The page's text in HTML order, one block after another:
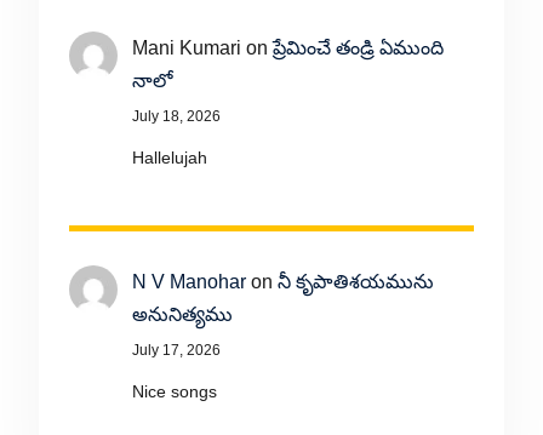
Mani Kumari onప్రేమించే తండ్రి ఏముంది
నాలో
July 18, 2026
Hallelujah
N V Manoharon నీ కృపాతిశయమును
అనునిత్యము
July 17, 2026
Nice songs